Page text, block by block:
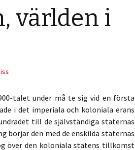
världen i
talet under må te sig vid en första
i det imperiala och koloniala erans
till de självständiga staternas
börjar den med de enskilda staternas
över den koloniala statens tillkomst